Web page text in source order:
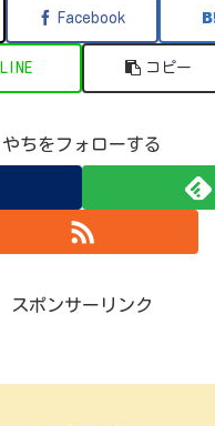
Facebook
LINE コピー
やちをフォローする
スポンサーリンク